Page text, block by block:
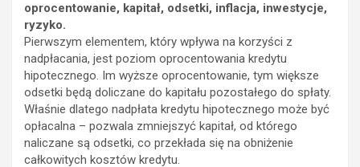
oprocentowanie, kapitał, odsetki, inflacja, inwestycje,
ryzyko.
Pierwszym elementem, który wpływa na korzyści z
nadpłacania, jest poziom oprocentowania kredytu
hipotecznego. Im wyższe oprocentowanie, tym większe
odsetki będą doliczane do kapitału pozostałego do spłaty.
Właśnie dlatego nadpłata kredytu hipotecznego może być
opłacalna – pozwala zmniejszyć kapitał, od którego
naliczane są odsetki, co przekłada się na obniżenie
całkowitych kosztów kredytu.